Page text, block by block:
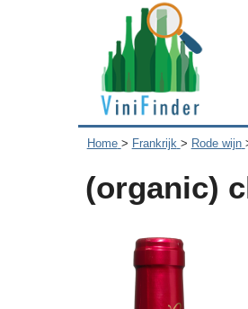
Home > Frankrijk > Rode wijn
(organic)